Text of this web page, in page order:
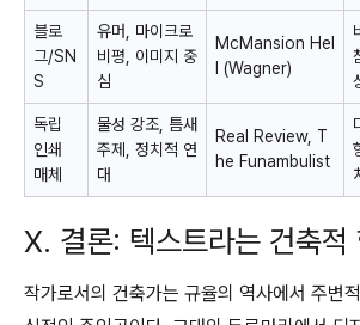
블로
그/SN
S
유머, 마이크로
비평, 이미지 중
심
McMansion Hel
(Wagner)
독립
인쇄
매체
물성 강조, 틈새
주제, 정치적 연
대
Real Review, T
he Funambulist
X. 결론: 텍스트라는 건축적
작가로서의 건축가는 규율의 역사에서 주변